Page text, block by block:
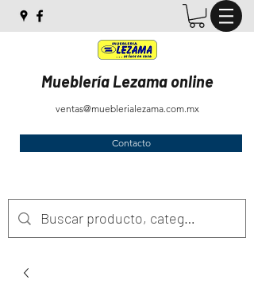
Mueblería Lezama online
ventas@mueblerialezama.com.mx
Contacto